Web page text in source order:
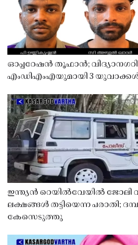
ഓപ്പറേഷൻ തൂഫാൻ;
എംഡിഎംഎയുമായി 3 യുവാക്കൾ
ഇന്ത്യൻ റെയിൽവേയിൽ ജോലി
ലക്ഷങ്ങൾ തട്ടിയെന്ന പരാതി;
കേസെടുത്തു